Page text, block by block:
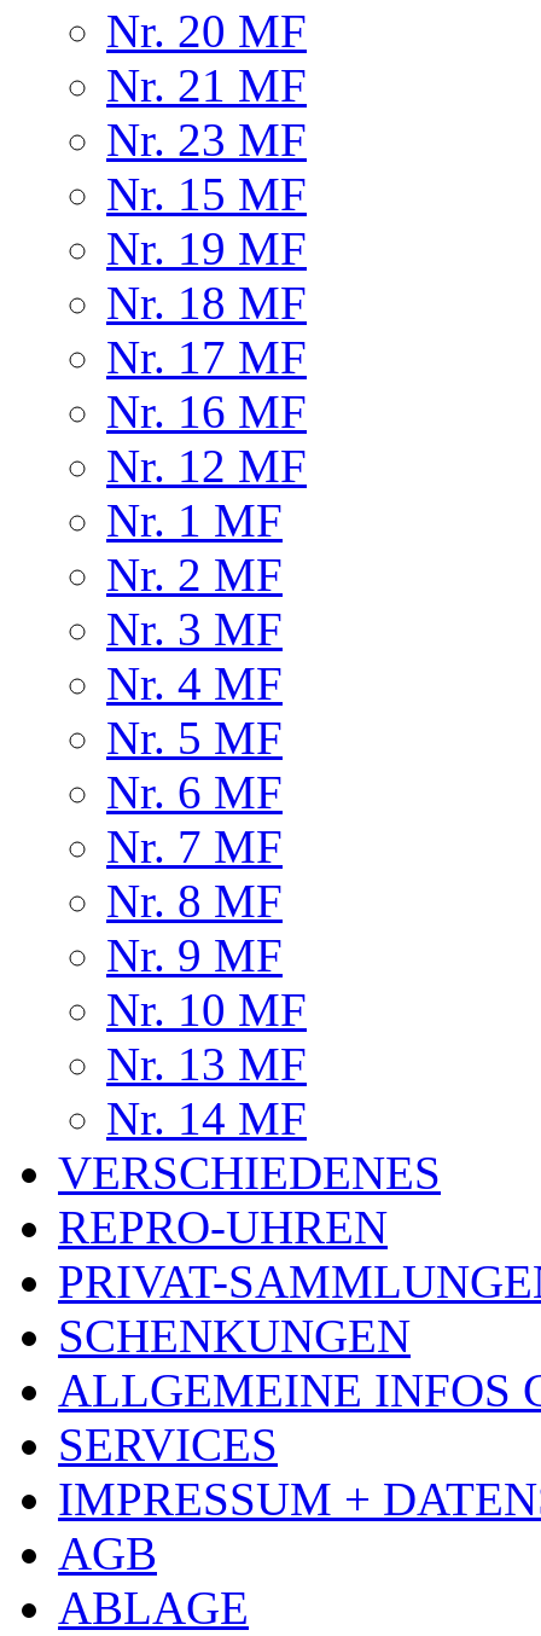
Nr. 20 MF
Nr. 21 MF
Nr. 23 MF
Nr. 15 MF
Nr. 19 MF
Nr. 18 MF
Nr. 17 MF
Nr. 16 MF
Nr. 12 MF
Nr. 1 MF
Nr. 2 MF
Nr. 3 MF
Nr. 4 MF
Nr. 5 MF
Nr. 6 MF
Nr. 7 MF
Nr. 8 MF
Nr. 9 MF
Nr. 10 MF
Nr. 13 MF
Nr. 14 MF
VERSCHIEDENES
REPRO-UHREN
PRIVAT-
SCHENKUNGEN
ALLGEMEINE INFOS
SERVICES
IMPRESSUM +
AGB
ABLAGE